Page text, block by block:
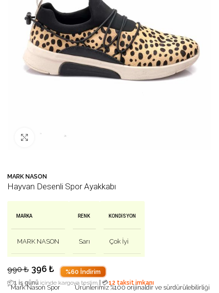
Büyütmek için tıklayın
MARK NASON
Hayvan Desenli Spor Ayakkabı
MARKA
MARK NASON
RENK
Sarı
KONDISYON
Çok İyi
990₺ 396 ₺ %60 İndirim
📦1 iş günü içinde kargoya teslim 💳12 taksit imkanı
* Mark Nason Spor
Ürünlerimiz %100 orijinaldir ve sürdürülebilirliği